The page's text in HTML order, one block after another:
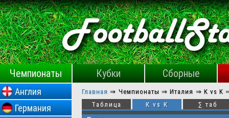
Чемпионаты Кубки Сборные
Англия
Германия
Главная ⇒ Чемпионаты ⇒Италия ⇒ K vs K
Таблица
К vs К ∑ таб